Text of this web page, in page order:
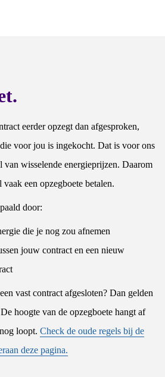
eerder opzegt dan afgesproken,
voor jou is ingekocht. Dat is voor ons
van wisselende energieprijzen. Daarom
een opzegboete betalen.
door:
die je nog zou afnemen
jouw contract en een nieuw
vast contract afgesloten? Dan gelden
hoogte van de opzegboete hangt af
loopt. Check de oude regels bij de
deze pagina.